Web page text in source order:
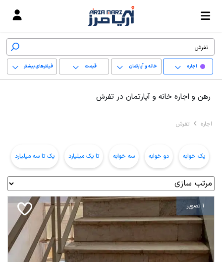
اجاره خانه و آپارتمان قیمت فیلترهای بیشتر
رهن و اجاره خانه و آپارتمان در تفرش
اجاره تفرش
یک خوابه دو خوابه سه خوابه تا یک میلیارد یک تا سه میلیارد
1 تصویر